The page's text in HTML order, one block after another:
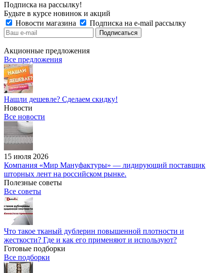
Подписка на рассылку!
Будьте в курсе новинок и акций
Новости магазина
Подписка на e-mail рассылку
Акционные предложения
Все предложения
Нашли дешевле? Сделаем скидку!
Новости
Все новости
15 июля 2026
Компания «Мир Мануфактуры» — лидирующий поставщик
шторных лент на российском рынке.
Полезные советы
Все советы
Что такое тканый дублерин повышенной плотности и
жесткости? Где и как его применяют и используют?
Готовые подборки
Все подборки